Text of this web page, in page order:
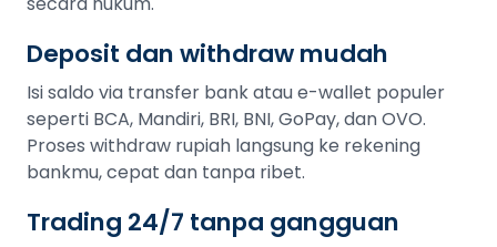
Deposit dan withdraw mudah
Isi saldo via transfer bank atau e-wallet populer
seperti BCA, Mandiri, BRI, BNI, GoPay, dan OVO.
Proses withdraw rupiah langsung ke rekening
bankmu, cepat dan tanpa ribet.
Trading 24/7 tanpa gangguan